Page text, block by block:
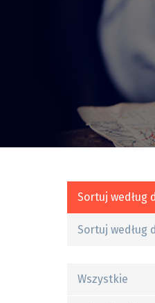
Sortuj według
Sortuj według
Wszystkie